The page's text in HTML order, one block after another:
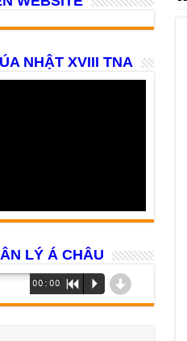
NHẬT XVIII TNA
LÝ Á CHÂU
00:00 R P d